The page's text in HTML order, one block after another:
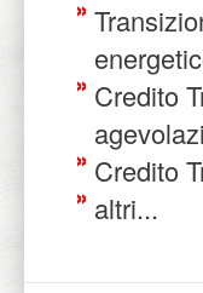
Credito
Credito
altri...